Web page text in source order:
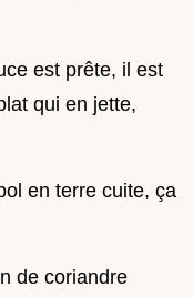
est prête, il est
qui en jette,
en terre cuite, ça
de coriandre